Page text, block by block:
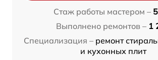
Стаж работы мастером –
Выполнено ремонтов – 1
Специализация – ремонт
и кухонных плит